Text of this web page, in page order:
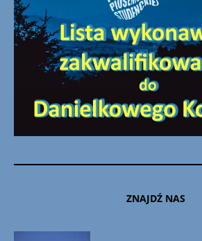
ZNAJDŹ NAS